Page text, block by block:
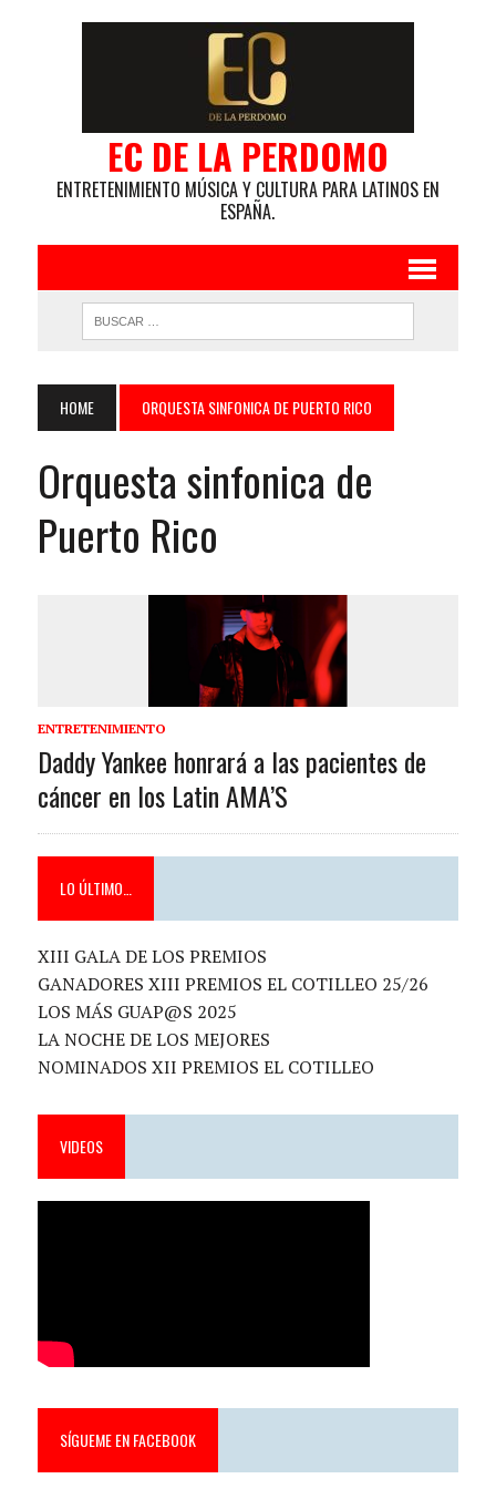
EC DE LA PERDOMO
ENTRETENIMIENTO MÚSICA Y CULTURA PARA LATINOS EN
ESPAÑA.
HOME ORQUESTA SINFONICA DE PUERTO RICO
Orquesta sinfonica de
Puerto Rico
ENTRETENIMIENTO
Daddy Yankee honrará a las pacientes de
cáncer en los Latin AMA’S
LO ÚLTIMO…
XIII GALA DE LOS PREMIOS
GANADORES XIII PREMIOS EL COTILLEO 25/26
LOS MÁS GUAP@S 2025
LA NOCHE DE LOS MEJORES
NOMINADOS XII PREMIOS EL COTILLEO
VIDEOS
SÍGUEME EN FACEBOOK